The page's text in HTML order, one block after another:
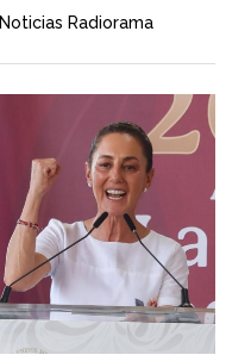
Noticias Radiorama